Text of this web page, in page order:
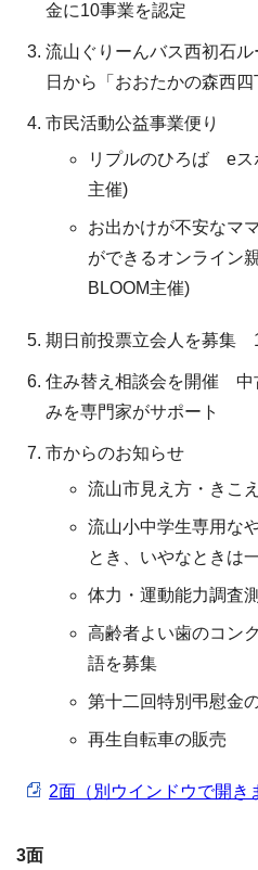
金に10事業を認定
流山ぐりーんバス西初石
日から「おおたかの森西
市民活動公益事業便り
リプルのひろば eス
主催)
お出かけが不安なマ
ができるオンライン
BLOOM主催)
期日前投票立会人を募集
住み替え相談会を開催 中
みを専門家がサポート
市からのお知らせ
流山市見え方・きこ
流山小中学生専用な
とき、いやなときは
体力・運動能力調査
高齢者よい歯のコン
語を募集
第十二回特別弔慰金
再生自転車の販売
2面（別ウインドウで開き
3面